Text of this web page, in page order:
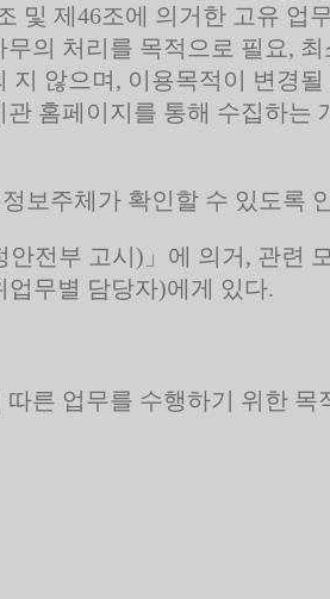
및 제46조에 의거한 고유 업
의 처리를 목적으로 필요,
않으며, 이용목적이 변경
홈페이지를 통해 수집하는
보주체가 확인할 수 있도록
전부 고시)」에 의거, 관련
무별 담당자)에게 있다.
른 업무를 수행하기 위한